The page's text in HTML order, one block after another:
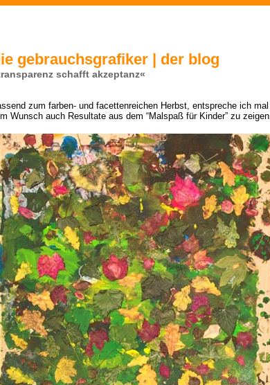
gebrauchsgrafiker | der blog
schafft akzeptanz«
zum farben- und facettenreichen Herbst, entspreche ich mal
Wunsch auch Resultate aus dem “Malspaß für Kinder” zu zeigen.